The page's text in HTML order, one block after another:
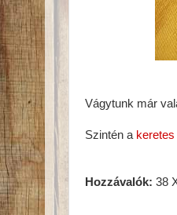
Vágytunk már
Szintén a
Hozzávalók: 38